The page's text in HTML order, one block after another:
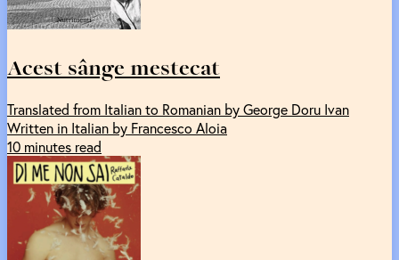
Acest sânge mestecat
Translated from Italian to Romanian by George Doru Ivan
Written in Italian by Francesco Aloia
10 minutes read